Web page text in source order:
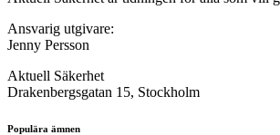
Ansvarig utgivare:
Jenny Persson
Aktuell Säkerhet
Drakenbergsgatan 15, Stockholm
Populära ämnen